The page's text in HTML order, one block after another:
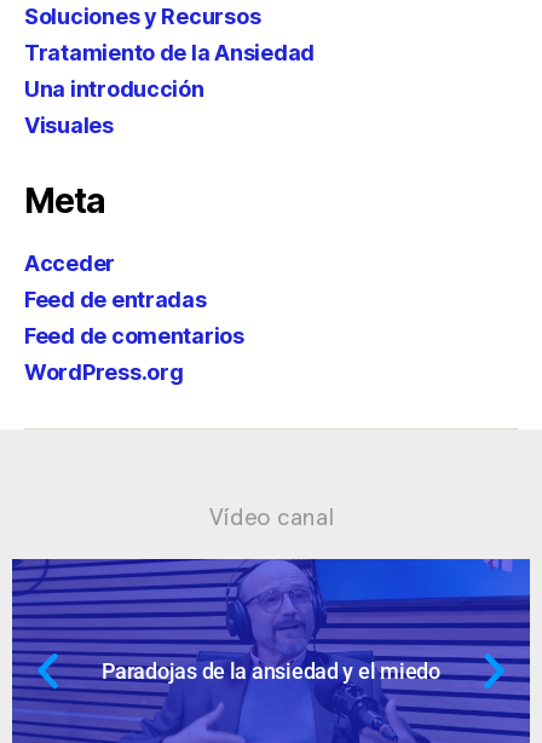
Soluciones y Recursos
Tratamiento de la Ansiedad
Una introducción
Visuales
Meta
Acceder
Feed de entradas
Feed de comentarios
WordPress.org
Vídeo canal
Ansiedad: supuestos cuestionables